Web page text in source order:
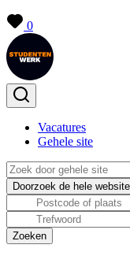
0
Vacatures
Gehele site